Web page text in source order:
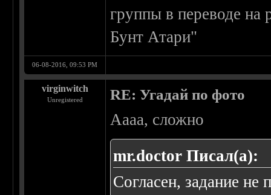
группы в переводе на
Бунт Атари"
06-08-2016, 09:53 PM
virginwitch
Unregistered RE: Угадай по фото
Аааа, сложно
mr.doctor Писал(а):
Согласен, задание не